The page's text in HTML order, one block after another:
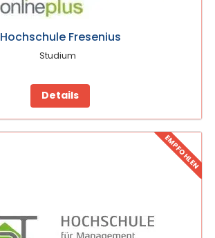
Hochschule Fresenius
Studium
Details
EMPFOHLEN